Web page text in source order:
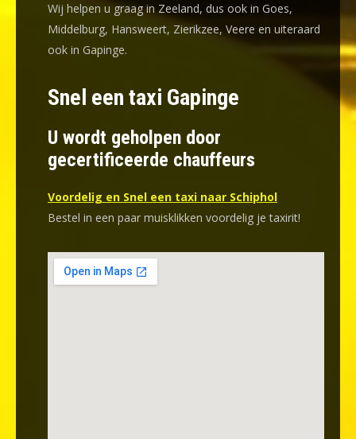
Wij helpen u graag in Zeeland, dus ook in Goes,
Middelburg, Hansweert, Zierikzee, Veere en uiteraard
ook in Gapinge.
Snel een taxi Gapinge
U wordt geholpen door
gecertificeerde chauffeurs
Voordelig en Snel een taxi naar Schiphol
Bestel in een paar muisklikken voordelig je taxirit!